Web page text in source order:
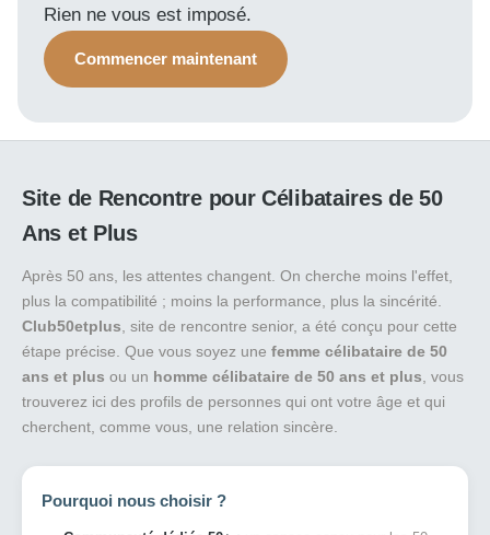
Rien ne vous est imposé.
Commencer maintenant
Site de Rencontre pour Célibataires de 50
Ans et Plus
Après 50 ans, les attentes changent. On cherche moins l'effet,
plus la compatibilité ; moins la performance, plus la sincérité.
Club50etplus , site de rencontre senior, a été conçu pour cette
étape précise. Que vous soyez une femme célibataire de 50
ans et plus ou un homme célibataire de 50 ans et plus , vous
trouverez ici des profils de personnes qui ont votre âge et qui
cherchent, comme vous, une relation sincère.
Pourquoi nous choisir ?